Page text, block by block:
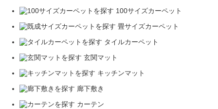
100サイズカーペット
畳サイズカーペット
タイルカーペット
玄関マット
キッチンマット
廊下敷き
カーテン